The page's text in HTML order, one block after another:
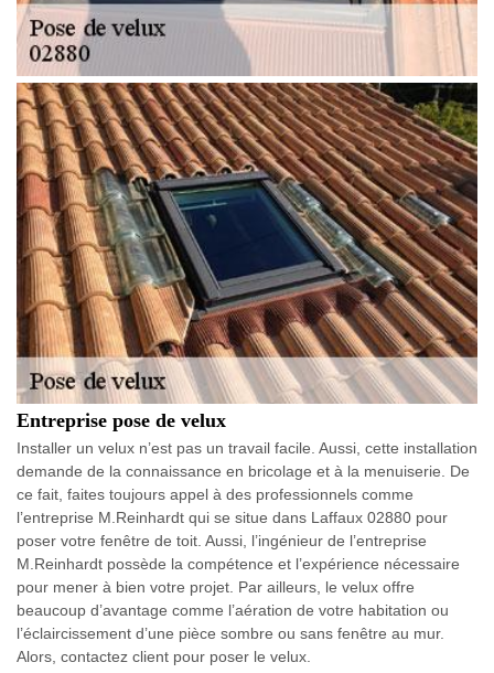
Entreprise pose de velux
Installer un velux n’est pas un travail facile. Aussi, cette installation
demande de la connaissance en bricolage et à la menuiserie. De
ce fait, faites toujours appel à des professionnels comme
l’entreprise M.Reinhardt qui se situe dans Laffaux 02880 pour
poser votre fenêtre de toit. Aussi, l’ingénieur de l’entreprise
M.Reinhardt possède la compétence et l’expérience nécessaire
pour mener à bien votre projet. Par ailleurs, le velux offre
beaucoup d’avantage comme l’aération de votre habitation ou
l’éclaircissement d’une pièce sombre ou sans fenêtre au mur.
Alors, contactez client pour poser le velux.